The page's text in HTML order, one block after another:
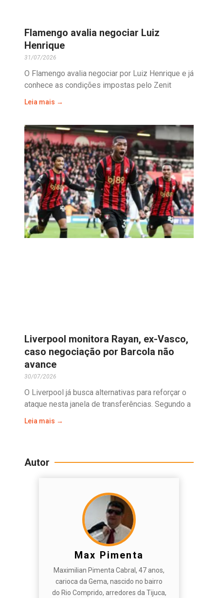
Flamengo avalia negociar Luiz
Henrique
31/07/2026
O Flamengo avalia negociar por Luiz Henrique e já
conhece as condições impostas pelo Zenit
Leia mais →
Liverpool monitora Rayan, ex-Vasco,
caso negociação por Barcola não
avance
30/07/2026
O Liverpool já busca alternativas para reforçar o
ataque nesta janela de transferências. Segundo a
Leia mais →
Autor
Max Pimenta
Maximilian Pimenta Cabral, 47 anos,
carioca da Gema, nascido no bairro
do Rio Comprido, arredores da Tijuca,